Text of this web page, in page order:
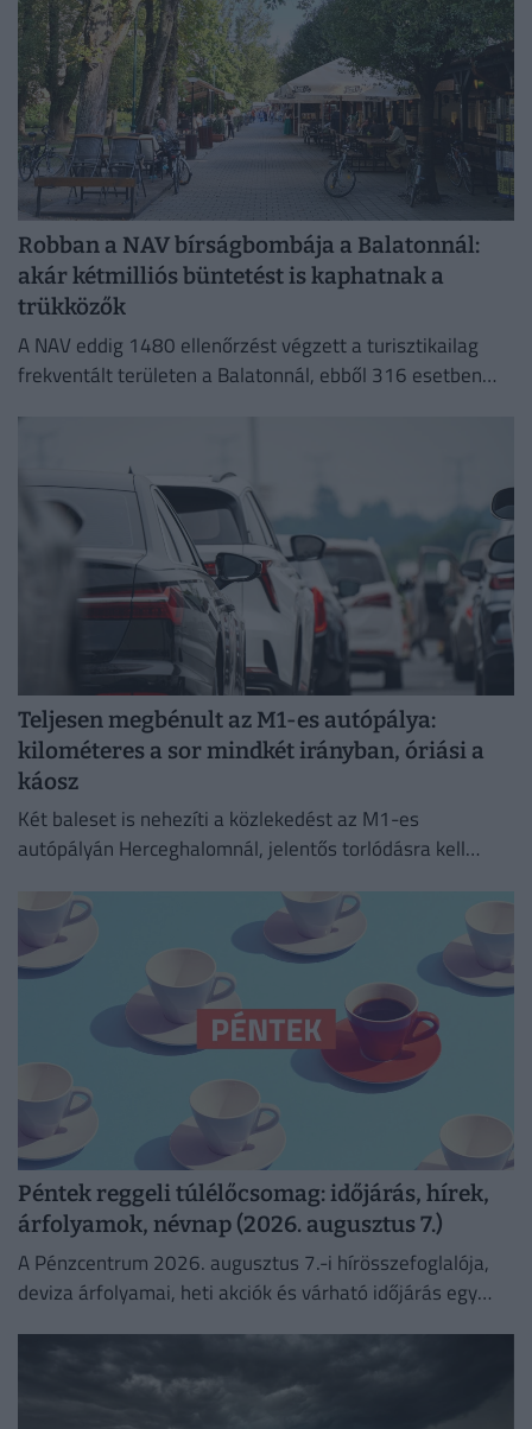
Robban a NAV bírságbombája a Balatonnál:
akár kétmilliós büntetést is kaphatnak a
trükközők
A NAV eddig 1480 ellenőrzést végzett a turisztikailag
frekventált területen a Balatonnál, ebből 316 esetben
Teljesen megbénult az M1-es autópálya:
kilométeres a sor mindkét irányban, óriási a
káosz
Két baleset is nehezíti a közlekedést az M1-es
autópályán Herceghalomnál, jelentős torlódásra kell
Péntek reggeli túlélőcsomag: időjárás, hírek,
árfolyamok, névnap (2026. augusztus 7.)
A Pénzcentrum 2026. augusztus 7.-i hírösszefoglalója,
deviza árfolyamai, heti akciók és várható időjárás egy